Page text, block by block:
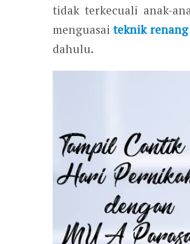
tidak terkecuali anak-
menguasaiteknik renang
dahulu.